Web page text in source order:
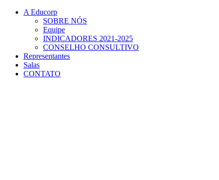
Conteúdo principal
A Educorp
SOBRE NÓS
Equipe
INDICADORES 2021-2025
CONSELHO CONSULTIVO
Representantes
Salas
CONTATO